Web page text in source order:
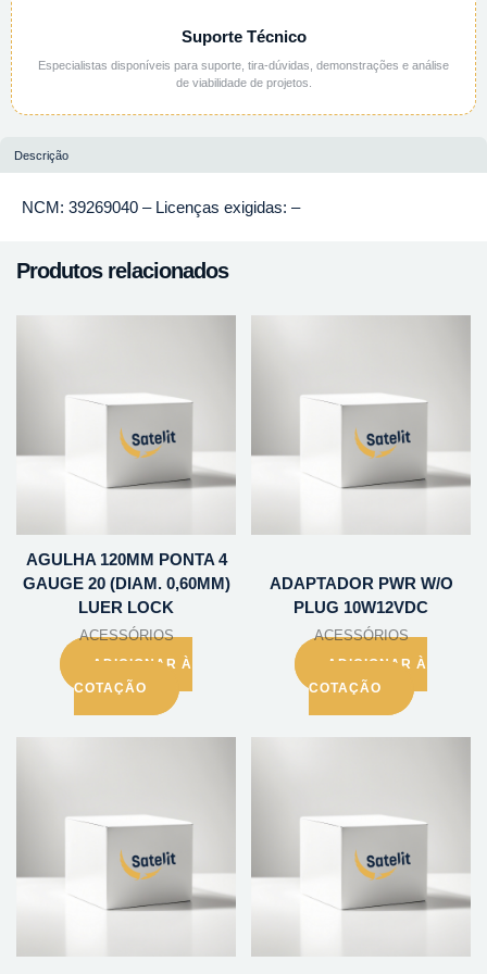
Suporte Técnico
Especialistas disponíveis para suporte, tira-dúvidas, demonstrações e análise
de viabilidade de projetos.
Descrição
NCM: 39269040 – Licenças exigidas: –
Produtos relacionados
AGULHA 120MM PONTA 4
GAUGE 20 (DIAM. 0,60MM)
LUER LOCK
ACESSÓRIOS
ADICIONAR À
COTAÇÃO
ADAPTADOR PWR W/O
PLUG 10W12VDC
ACESSÓRIOS
ADICIONAR À
COTAÇÃO